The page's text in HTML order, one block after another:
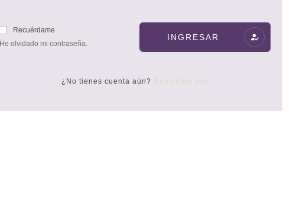
Recuérdame
He olvidado mi contraseña.
INGRESAR
¿No tienes cuenta aún? Regístrate acá